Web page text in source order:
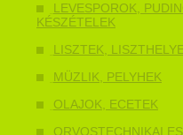
LEVESPOROK,
KÉSZÉTELEK
LISZTEK,
MÜZLIK, PELYHEK
OLAJOK, ECETEK
ORVOSTECHNIKAI